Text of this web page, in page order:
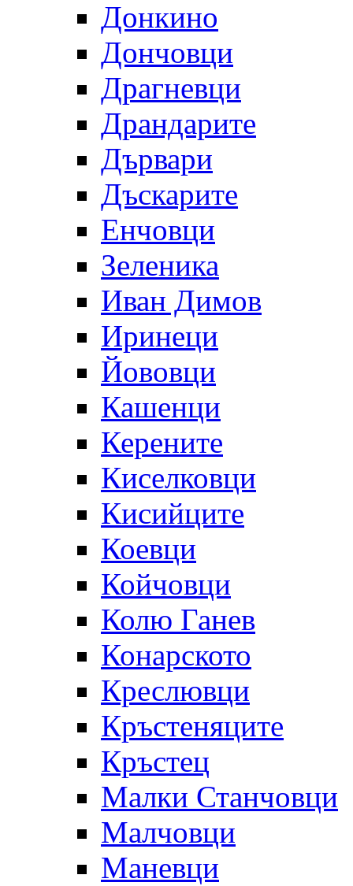
Донкино
Дончовци
Драгневци
Драндарите
Дървари
Дъскарите
Енчовци
Зеленика
Иван Димов
Иринеци
Йововци
Кашенци
Керените
Киселковци
Кисийците
Коевци
Койчовци
Колю Ганев
Конарското
Креслювци
Кръстеняците
Кръстец
Малки Станчовци
Малчовци
Маневци